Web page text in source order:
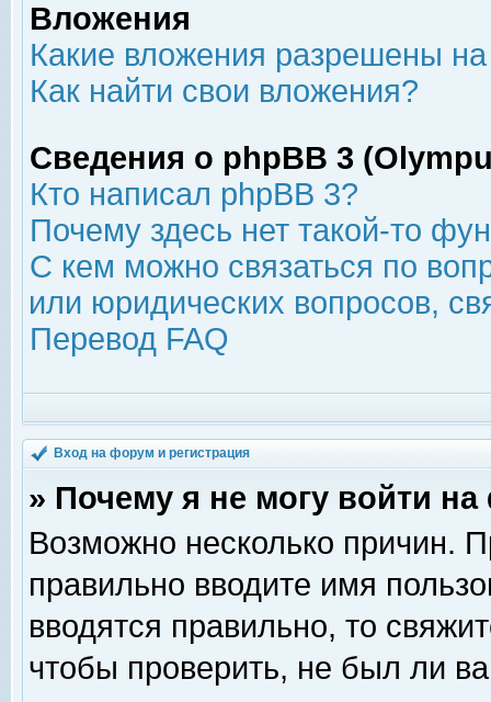
Вложения
Какие вложения разрешены
Как найти свои вложения?
Сведения о phpBB 3
Кто написал phpBB 3?
Почему здесь нет такой-то
С кем можно связаться по
или юридических вопросов,
Перевод FAQ
Вход на форум и регистрация
» Почему я не могу войти
Возможно несколько причин.
правильно вводите имя
вводятся правильно, то
чтобы проверить, не был ли